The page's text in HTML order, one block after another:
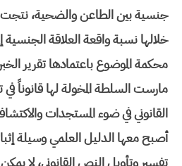
جنسية بين الطاعن والضحية، نتجت
خلالها نسبة واقعة العلاقة
محكمة الموضوع باعتمادها تقرير
مارست السلطة المخولة لها قانوناً
القانوني في ضوء المستجدات
أصبح معها الدليل العلمي وسيلة
تفسير وتأويل النص القانوني، لا